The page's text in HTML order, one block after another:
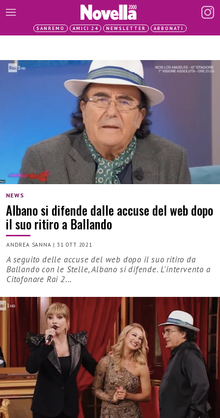
SANREMO AMICI 24 NEWSLETTER ABBONATI
NEWS
Albano si difende dalle accuse del web dopo
il suo ritiro a Ballando
ANDREA SANNA |31 OTT 2021
A seguito delle accuse del web dopo il suo ritiro da
Ballando con le Stelle, Albano si difende. L'intervento a
Citofonare Rai 2...